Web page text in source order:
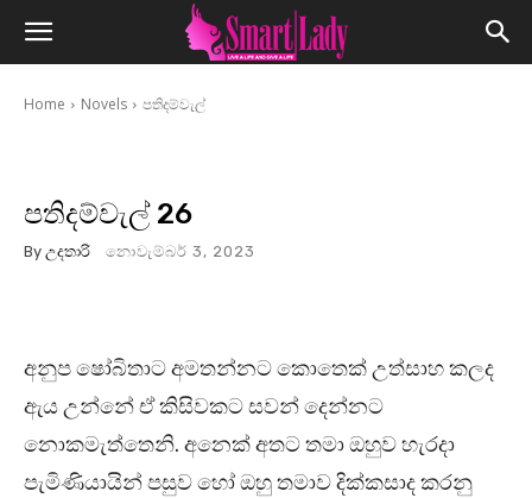
Home Novels පතිදම්වැල්
පතිදම්වැල් 26
By උදතාරි නොවැම්බර් 3, 2023
අනුප ෂෝබිතාට අමතන්නට කොතෙක් උත්සාහ කලද
ඇය උන්නේ ඒ කිසිවකට සවන් දෙන්නට
නොකමැත්තෙනි. අනෙක් අතට තමා ඔහුව හැරදා
පැමිණියායින් පසුව හෝ ඔහු තමාව දික්කසාද කරනු